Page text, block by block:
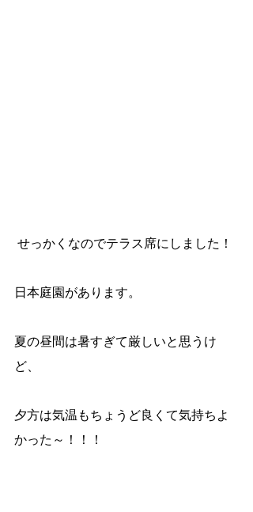
せっかくなのでテラス席にしました！
日本庭園があります。
夏の昼間は暑すぎて厳しいと思うけ
ど、
夕方は気温もちょうど良くて気持ちよ
かった～！！！